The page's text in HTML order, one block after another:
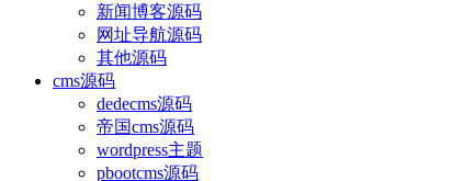
新闻博客源码
网址导航源码
其他源码
cms源码
dedecms源码
帝国cms源码
wordpress主题
pbootcms源码